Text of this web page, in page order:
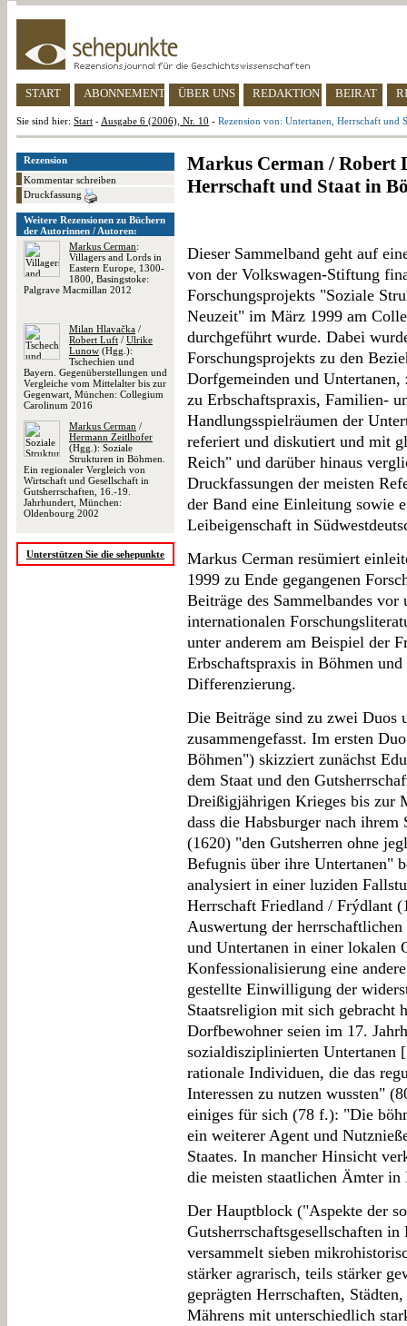
START ABONNEMENT ÜBER UNS REDAKTION BEIRAT
Sie sind hier: Start - Ausgabe 6 (2006), Nr. 10 - Rezension von: Untertanen, Herrschaft und
Rezension
Kommentar schreiben
Druckfassung
Weitere Rezensionen zu Büchern
der Autorinnen / Autoren:
Markus Cerman:
Villagers and Lords in
Eastern Europe, 1300-
1800, Basingstoke:
Palgrave Macmillan 2012
Milan Hlavačka /
Robert Luft / Ulrike
Lunow (Hgg.):
Tschechien und
Bayern. Gegenüberstellungen und
Vergleiche vom Mittelalter bis zur
Gegenwart, München: Collegium
Carolinum 2016
Markus Cerman /
Hermann Zeitlhofer
(Hgg.): Soziale
Strukturen in Böhmen.
Ein regionaler Vergleich von
Wirtschaft und Gesellschaft in
Gutsherrschaften, 16.-19.
Jahrhundert, München:
Oldenbourg 2002
Unterstützen Sie die sehepunkte
Markus Cerman / Robert
Herrschaft und Staat in
Dieser Sammelband geht auf
von der Volkswagen-Stiftung
Forschungsprojekts "Soziale
Neuzeit" im März 1999 am
durchgeführt wurde. Dabei
Forschungsprojekts zu den
Dorfgemeinden und
zu Erbschaftspraxis, Familien-
Handlungsspielräumen der
referiert und diskutiert und mit
Reich" und darüber hinaus
Druckfassungen der meisten
der Band eine Einleitung sowie
Leibeigenschaft in
Markus Cerman resümiert
1999 zu Ende gegangenen
Beiträge des Sammelbandes
internationalen
unter anderem am Beispiel der
Erbschaftspraxis in Böhmen
Differenzierung.
Die Beiträge sind zu zwei Duos
zusammengefasst. Im ersten
Böhmen") skizziert zunächst
dem Staat und den
Dreißigjährigen Krieges bis zur
dass die Habsburger nach
(1620) "den Gutsherren ohne
Befugnis über ihre Untertanen"
analysiert in einer luziden
Herrschaft Friedland / Frýdlant
Auswertung der
und Untertanen in einer lokalen
Konfessionalisierung eine
gestellte Einwilligung der
Staatsreligion mit sich gebracht
Dorfbewohner seien im 17.
sozialdisziplinierten Untertanen
rationale Individuen, die das
Interessen zu nutzen wussten"
einiges für sich (78 f.): "Die
ein weiterer Agent und
Staates. In mancher Hinsicht
die meisten staatlichen Ämter in
Der Hauptblock ("Aspekte der
Gutsherrschaftsgesellschaften
versammelt sieben
stärker agrarisch, teils stärker
geprägten Herrschaften,
Mährens mit unterschiedlich